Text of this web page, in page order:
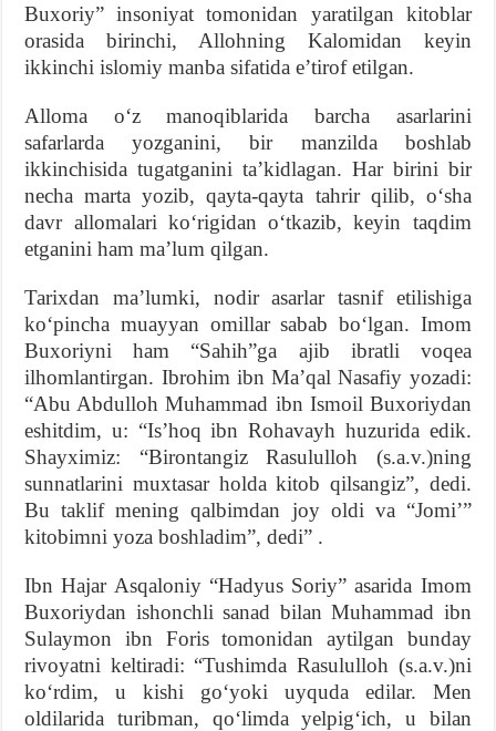
Buxoriy” insoniyat tomonidan yaratilgan kitoblar
orasida birinchi, Allohning Kalomidan keyin
ikkinchi islomiy manba sifatida eʼtirof etilgan.
Alloma oʻz manoqiblarida barcha asarlarini
safarlarda yozganini, bir manzilda boshlab
ikkinchisida tugatganini taʼkidlagan. Har birini bir
necha marta yozib, qayta-qayta tahrir qilib, oʻsha
davr allomalari koʻrigidan oʻtkazib, keyin taqdim
etganini ham maʼlum qilgan.
Tarixdan maʼlumki, nodir asarlar tasnif etilishiga
koʻpincha muayyan omillar sabab boʻlgan. Imom
Buxoriyni ham “Sahih”ga ajib ibratli voqea
ilhomlantirgan. Ibrohim ibn Maʼqal Nasafiy yozadi:
“Abu Abdulloh Muhammad ibn Ismoil Buxoriydan
eshitdim, u: “Isʼhoq ibn Rohavayh huzurida edik.
Shayximiz: “Birontangiz Rasululloh (s.a.v.)ning
sunnatlarini muxtasar holda kitob qilsangiz”, dedi.
Bu taklif mening qalbimdan joy oldi va “Jomiʼ”
kitobimni yoza boshladim”, dedi” .
Ibn Hajar Asqaloniy “Hadyus Soriy” asarida Imom
Buxoriydan ishonchli sanad bilan Muhammad ibn
Sulaymon ibn Foris tomonidan aytilgan bunday
rivoyatni keltiradi: “Tushimda Rasululloh (s.a.v.)ni
koʻrdim, u kishi goʻyoki uyquda edilar. Men
oldilarida turibman, qoʻlimda yelpigʻich, u bilan